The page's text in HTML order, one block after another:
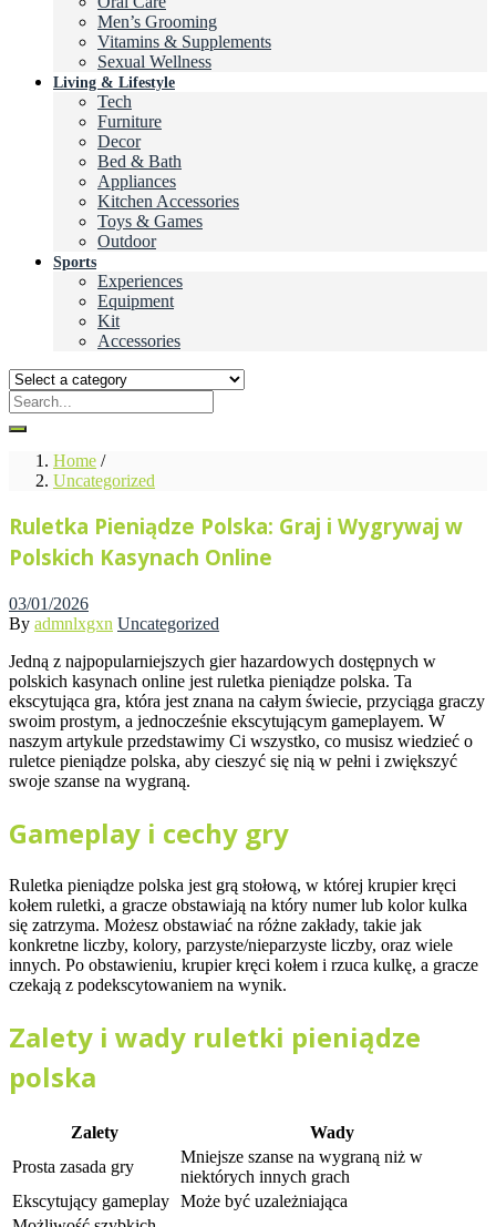
Men’s Grooming
Vitamins & Supplements
Sexual Wellness
Living & Lifestyle
Tech
Furniture
Decor
Bed & Bath
Appliances
Kitchen Accessories
Toys & Games
Outdoor
Sports
Experiences
Equipment
Kit
Accessories
Home /
Uncategorized
Ruletka Pieniądze Polska: Graj i Wygrywaj w
Polskich Kasynach Online
Posted
on
03/01/2026
By admnlxgxn Uncategorized
Jedną z najpopularniejszych gier hazardowych dostępnych w
polskich kasynach online jest ruletka pieniądze polska. Ta
ekscytująca gra, która jest znana na całym świecie, przyciąga graczy
swoim prostym, a jednocześnie ekscytującym gameplayem. W
naszym artykule przedstawimy Ci wszystko, co musisz wiedzieć o
ruletce pieniądze polska, aby cieszyć się nią w pełni i zwiększyć
swoje szanse na wygraną.
Gameplay i cechy gry
Ruletka pieniądze polska jest grą stołową, w której krupier kręci
kołem ruletki, a gracze obstawiają na który numer lub kolor kulka
się zatrzyma. Możesz obstawiać na różne zakłady, takie jak
konkretne liczby, kolory, parzyste/nieparzyste liczby, oraz wiele
innych. Po obstawieniu, krupier kręci kołem i rzuca kulkę, a gracze
czekają z podekscytowaniem na wynik.
Zalety i wady ruletki pieniądze
polska
Zalety
Wady
Prosta zasada gry
Mniejsze szanse na wygraną niż w
niektórych innych grach
Ekscytujący gameplay Może być uzależniająca